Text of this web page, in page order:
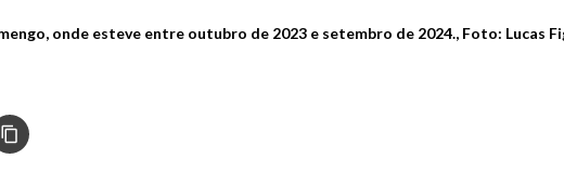
onde esteve entre outubro de 2023 e setembro de 2024., Foto: Lucas